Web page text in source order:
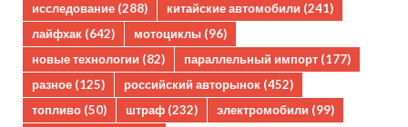
исследование (288) китайские автомобили (241)
лайфхак (642) мотоциклы (96)
новые технологии (82) параллельный импорт (177)
разное (125) российский авторынок (452)
топливо (50) штраф (232) электромобили (99)